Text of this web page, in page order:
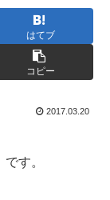
はてブ
コピー
2017.03.20
です。